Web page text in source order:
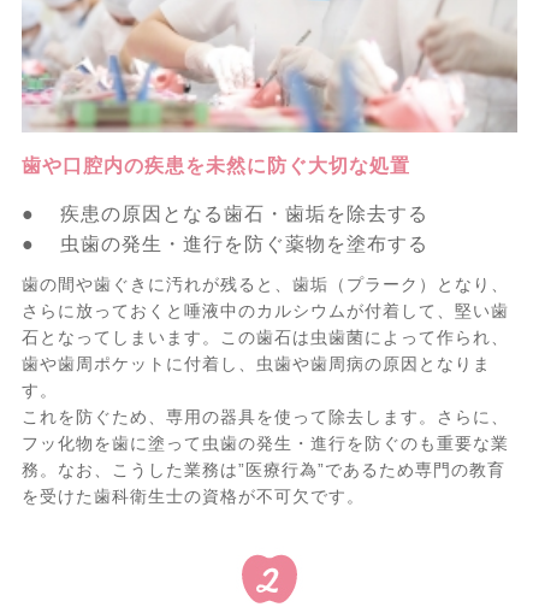
歯や口腔内の疾患を未然に防ぐ大切な処置
● 疾患の原因となる歯石・歯垢を除去する
● 虫歯の発生・進行を防ぐ薬物を塗布する
歯の間や歯ぐきに汚れが残ると、歯垢（プラーク）となり、
さらに放っておくと唾液中のカルシウムが付着して、堅い歯
石となってしまいます。この歯石は虫歯菌によって作られ、
歯や歯周ポケットに付着し、虫歯や歯周病の原因となりま
す。
これを防ぐため、専用の器具を使って除去します。さらに、
フッ化物を歯に塗って虫歯の発生・進行を防ぐのも重要な業
務。なお、こうした業務は”医療行為”であるため専門の教育
を受けた歯科衛生士の資格が不可欠です。